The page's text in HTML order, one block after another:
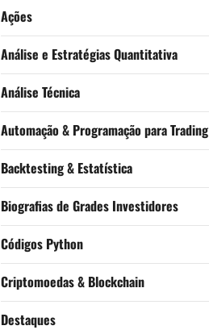
Ações
Análise e Estratégias Quantitativa
Análise Técnica
Automação & Programação para Trading
Backtesting & Estatística
Biografias de Grades Investidores
Códigos Python
Criptomoedas & Blockchain
Destaques